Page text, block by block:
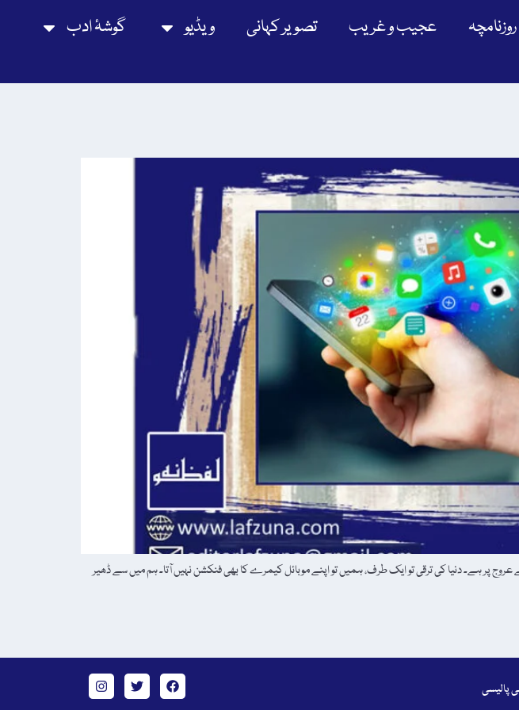
روزنامچہ عجیب و غریب تصویر کہانی ویڈیو گوشۂ ادب
پر ہے۔ دنیا کی ترقی تو ایک طرف، ہمیں تو اپنے موبائل کیمرے کا بھی فنکشن نہیں آتا۔ ہم میں سے ڈھیر
پالیسی